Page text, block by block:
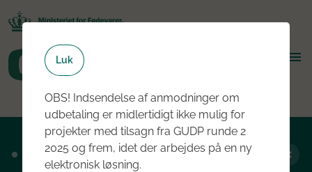
Ansøgningsrunde 2, 2026 er nu åben - læs
mere om rundens fokus her
Luk
OBS! Indsendelse af anmodninger om
udbetaling er midlertidigt ikke mulig for
projekter med tilsagn fra GUDP runde 2
2025 og frem, idet der arbejdes på en ny
elektronisk løsning.